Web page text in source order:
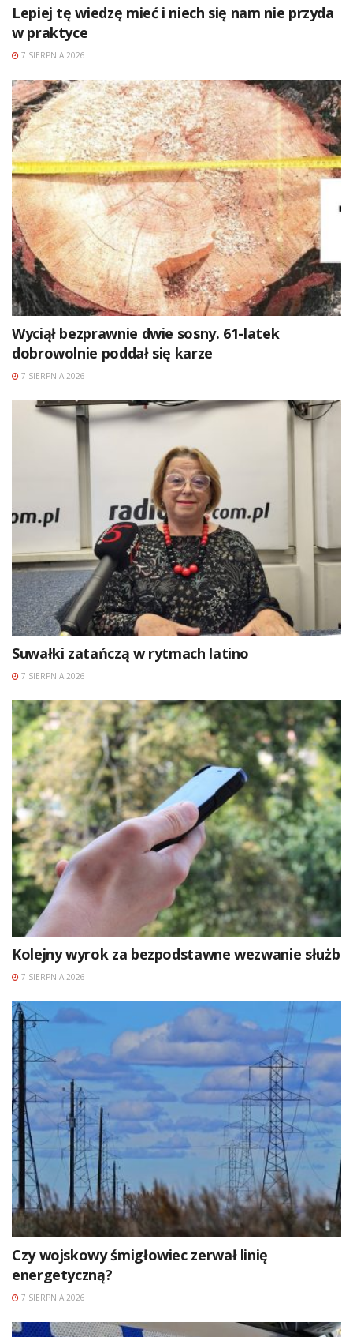
Lepiej tę wiedzę mieć i niech się nam nie przyda
w praktyce
7 SIERPNIA 2026
Wyciął bezprawnie dwie sosny. 61-latek
dobrowolnie poddał się karze
7 SIERPNIA 2026
Suwałki zatańczą w rytmach latino
7 SIERPNIA 2026
Kolejny wyrok za bezpodstawne wezwanie służb
7 SIERPNIA 2026
Czy wojskowy śmigłowiec zerwał linię
energetyczną?
7 SIERPNIA 2026